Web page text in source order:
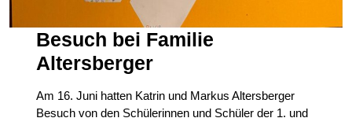
Besuch bei Familie
Altersberger
Am 16. Juni hatten Katrin und Markus Altersberger
Besuch von den Schülerinnen und Schüler der 1. und